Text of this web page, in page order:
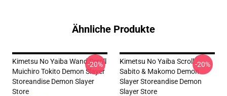
Ähnliche Produkte
Kimetsu No Yaiba Wand Scroll
Muichiro Tokito Demon Slayer
Storeandise Demon Slayer
Store
-20%
Kimetsu No Yaiba Scroll
Sabito & Makomo Demon
Slayer Storeandise Demon
Slayer Store
-20%